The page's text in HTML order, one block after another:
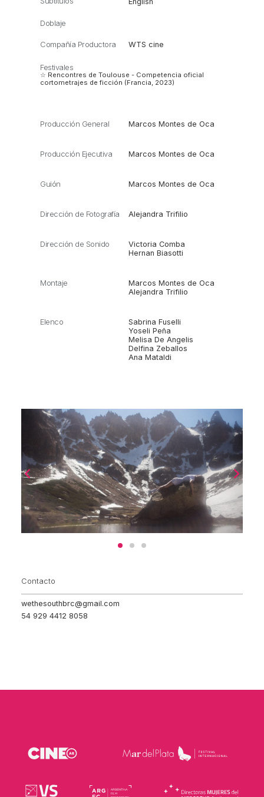
Doblaje
Compañía Productora WTS cine
Festivales
☆ Rencontres de Toulouse - Competencia oficial
cortometrajes de ficción (Francia, 2023)
Producción General Marcos Montes de Oca
Producción Ejecutiva Marcos Montes de Oca
Guión Marcos Montes de Oca
Dirección de Fotografía Alejandra Trifilio
Dirección de Sonido
Victoria Comba
Hernan Biasotti
Montaje
Marcos Montes de Oca
Alejandra Trifilio
Elenco
Sabrina Fuselli
Yoseli Peña
Melisa De Angelis
Delfina Zeballos
Ana Mataldi
Contacto
wethesouthbrc@gmail.com
54 929 4412 8058